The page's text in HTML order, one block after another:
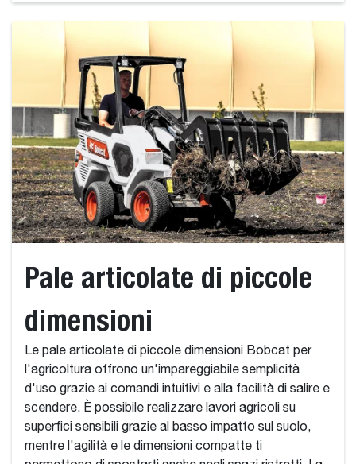
Pale articolate di piccole
dimensioni
Le pale articolate di piccole dimensioni Bobcat per
l'agricoltura offrono un'impareggiabile semplicità
d'uso grazie ai comandi intuitivi e alla facilità di salire e
scendere. È possibile realizzare lavori agricoli su
superfici sensibili grazie al basso impatto sul suolo,
mentre l'agilità e le dimensioni compatte ti